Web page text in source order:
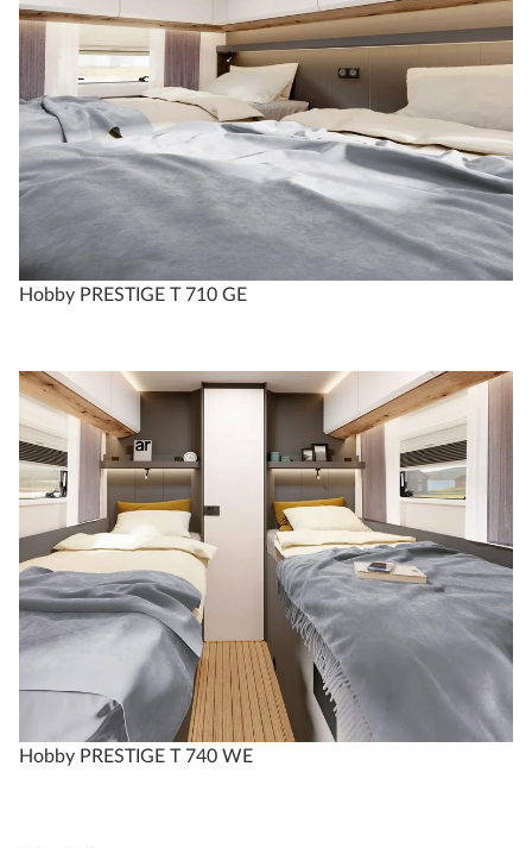
Hobby PRESTIGE T 710 GE
Hobby PRESTIGE T 740 WE